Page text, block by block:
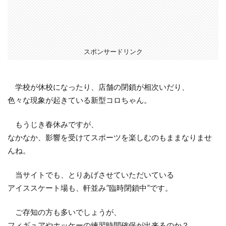
スポンサードリンク
学校が休校になったり、店舗の閉鎖が相次いだり、
色々な現象が起きている新型コロちゃん。
もうじき春休みですが、
なかなか、影響を受けてスポーツを楽しむのもままなりませ
んね。
当サイトでも、とりあげさせていただいている
アイススケート場も、軒並み”臨時閉鎖中”です。
ご存知の方も多いでしょうが、